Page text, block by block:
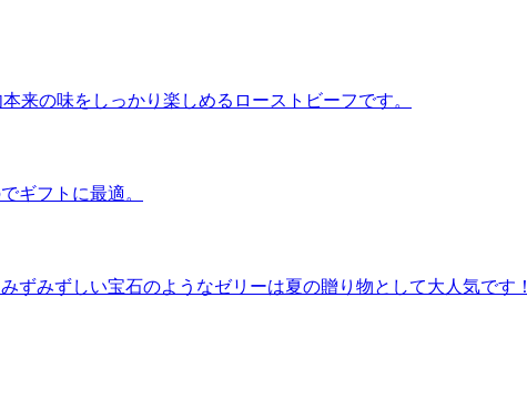
来の味をしっかり楽しめるローストビーフです。
ギフトに最適。
みずしい宝石のようなゼリーは夏の贈り物として大人気です！